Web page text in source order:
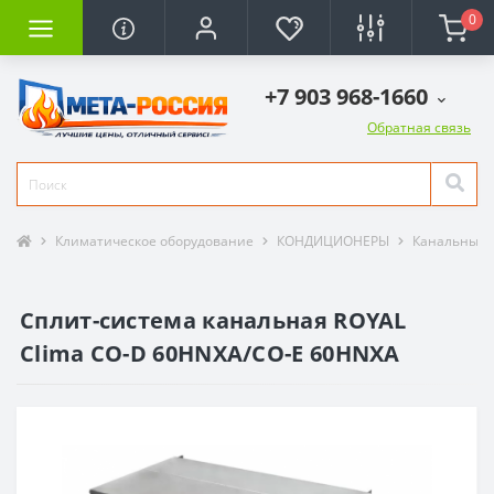
0
+7 903 968-1660
Обратная связь
Климатическое оборудование КОНДИЦИОНЕРЫ Канальные
Сплит-система канальная ROYAL
Clima CO-D 60HNXA/CO-E 60HNXA